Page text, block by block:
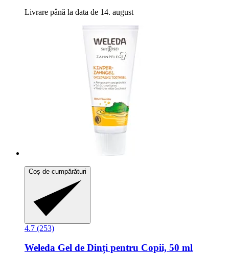
Livrare până la data de 14. august
Coș de cumpărături
4.7 (253)
Weleda Gel de Dinți pentru Copii, 50 ml